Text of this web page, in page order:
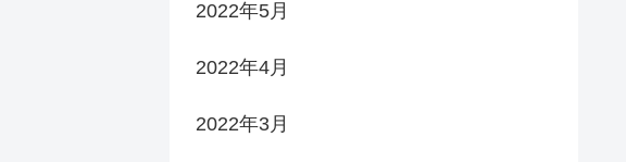
2022年5月
2022年4月
2022年3月